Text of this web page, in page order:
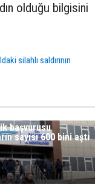
olduğu bilgisini
silahlı saldırının
başvurusu
sayısı 600 bini aştı